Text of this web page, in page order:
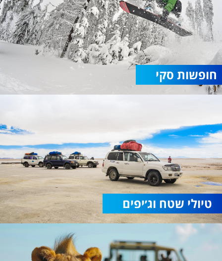
חופשות סקי
טיולי שטח וג׳יפים